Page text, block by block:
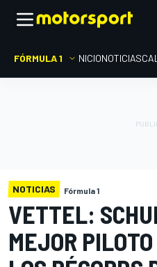
FÓRMULA 1 INICIONOTICIAS
NOTICIAS Fórmula 1
VETTEL:
MEJOR